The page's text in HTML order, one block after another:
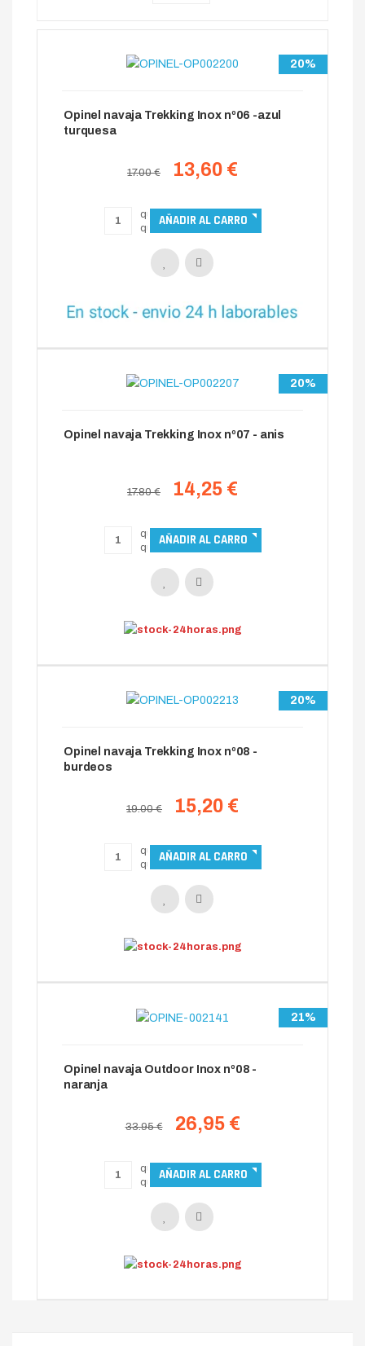
20%
Opinel navaja Trekking Inox nº06 -azul
turquesa
17.00 € 13,60 €
20%
Opinel navaja Trekking Inox nº07 - anis
17.80 € 14,25 €
20%
Opinel navaja Trekking Inox nº08 -
burdeos
19.00 € 15,20 €
21%
Opinel navaja Outdoor Inox nº08 -
naranja
33.95 € 26,95 €